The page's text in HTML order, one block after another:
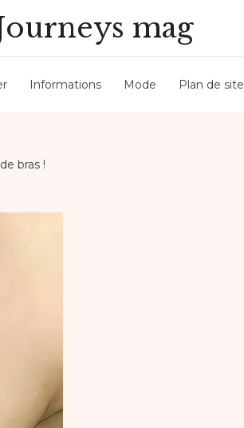
mag
Informations Mode Plan de site
bras !